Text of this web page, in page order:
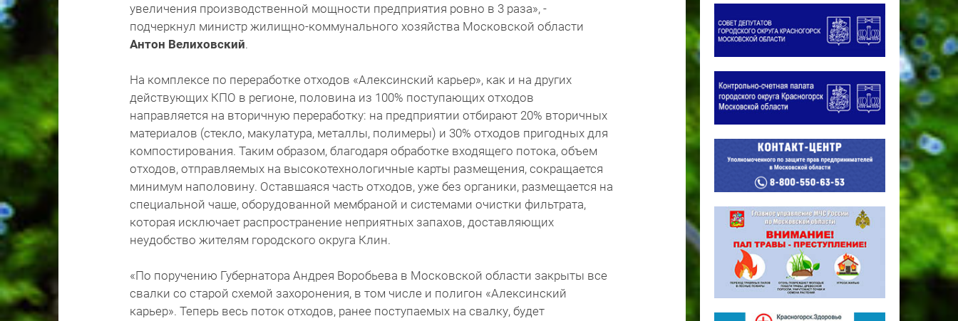
увеличения производственной мощности предприятия ровно в 3 раза», -
подчеркнул министр жилищно-коммунального хозяйства Московской области
Антон Велиховский.
На комплексе по переработке отходов «Алексинский карьер», как и на других
действующих КПО в регионе, половина из 100% поступающих отходов
направляется на вторичную переработку: на предприятии отбирают 20% вторичных
материалов (стекло, макулатура, металлы, полимеры) и 30% отходов пригодных для
компостирования. Таким образом, благодаря обработке входящего потока, объем
отходов, отправляемых на высокотехнологичные карты размещения, сокращается
минимум наполовину. Оставшаяся часть отходов, уже без органики, размещается на
специальной чаше, оборудованной мембраной и системами очистки фильтрата,
которая исключает распространение неприятных запахов, доставляющих
неудобство жителям городского округа Клин.
«По поручению Губернатора Андрея Воробьева в Московской области закрыты все
свалки со старой схемой захоронения, в том числе и полигон «Алексинский
карьер». Теперь весь поток отходов, ранее поступаемых на свалку, будет